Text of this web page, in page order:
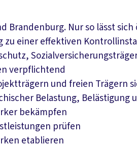
Brandenburg. Nur so lässt
zu einer effektiven
verpflichtend
und freien Trägern
Belastung, Belästigung
bekämpfen
prüfen
etablieren